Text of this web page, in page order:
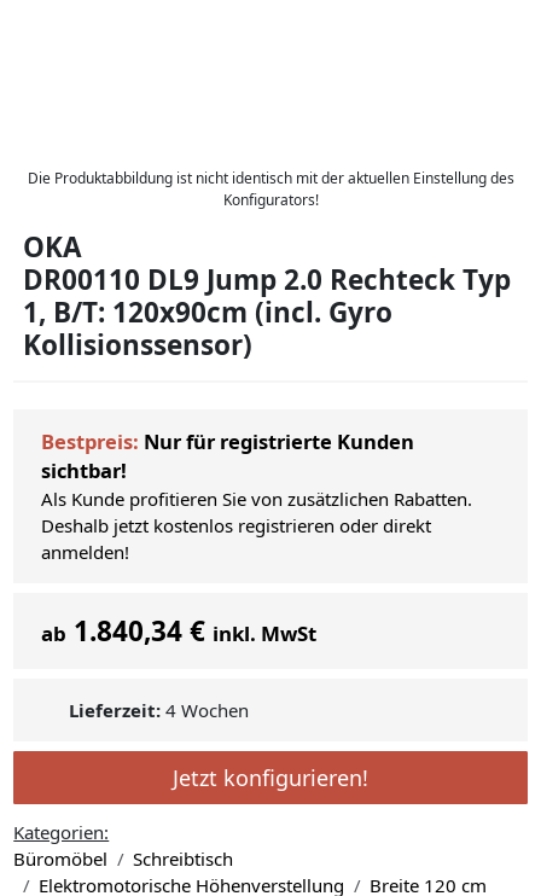
Die Produktabbildung ist nicht identisch mit der aktuellen Einstellung des
Konfigurators!
OKA
DR00110 DL9 Jump 2.0 Rechteck Typ
1, B/T: 120x90cm (incl. Gyro
Kollisionssensor)
Bestpreis: Nur für registrierte Kunden
sichtbar!
Als Kunde profitieren Sie von zusätzlichen Rabatten.
Deshalb jetzt kostenlos registrieren oder direkt
anmelden!
ab 1.840,34 € inkl. MwSt
Lieferzeit: 4 Wochen
Jetzt konfigurieren!
Kategorien:
Büromöbel
Schreibtisch
Elektromotorische Höhenverstellung
Breite 120 cm